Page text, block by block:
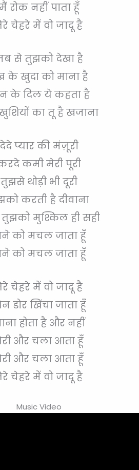
रोक नहीं पाता हूँ
चेहरे में वो जादू है
से तुझको देखा है
के खुदा को माना है
के दिल ये कहता है
का तू है खजाना
देदे प्यार की मंज़ूरी
कमी मेरी पूरी
तुझसे थोड़ी भी दूरी
करती है दीवाना
तुझको मुश्किल ही सही
को मचल जाता हूँ
को मचल जाता हूँ
चेहरे में वो जादू है
डोर खिंचा जाता हूँ
होता है और नहीं
और चला आता हूँ
और चला आता हूँ
चेहरे में वो जादू है
Music Video